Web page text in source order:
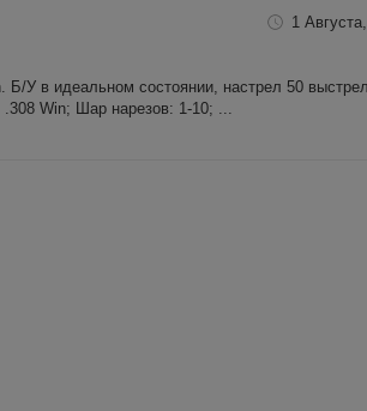
1
Б/У в идеальном состоянии, настрел 50
.308 Win; Шар нарезов: 1-10; ...